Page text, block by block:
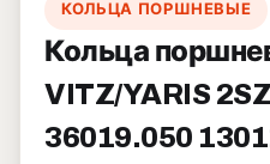
КОЛЬЦА ПОРШНЕВЫЕ
Кольца
VITZ/YARIS
36019.050